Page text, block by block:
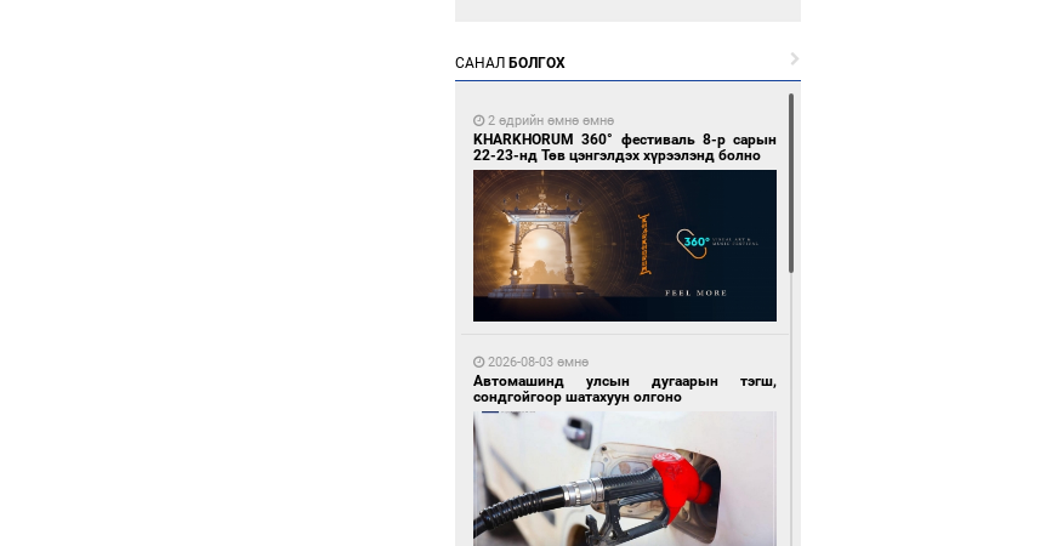
дугаартай автомашинтай иргэдэд шатахуун
олгоно
16 цагийн өмнө өмнө
С.Бямбацогт Зүүн Азийн эрэгтэйчүүдийн
тамирчдад амжилт хүслээ
16 цагийн өмнө өмнө
САНАЛ БОЛГОХ
2 өдрийн өмнө өмнө
KHARKHORUM 360° фестиваль 8-р сарын
22-23-нд Төв цэнгэлдэх хүрээлэнд болно
2026-08-03 өмнө
Автомашинд улсын дугаарын тэгш,
сондгойгоор шатахуун олгоно